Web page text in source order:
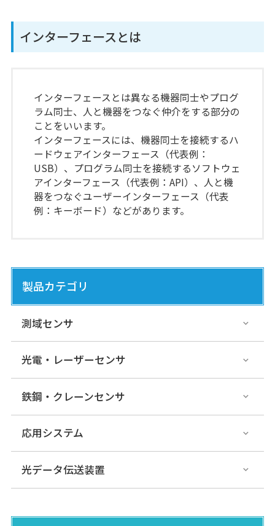
インターフェースとは
インターフェースとは異なる機器同士やプログ
ラム同士、人と機器をつなぐ仲介をする部分の
ことをいいます。
インターフェースには、機器同士を接続するハ
ードウェアインターフェース（代表例：
USB）、プログラム同士を接続するソフトウェ
アインターフェース（代表例：API）、人と機
器をつなぐユーザーインターフェース（代表
例：キーボード）などがあります。
製品カテゴリ
測域センサ
光電・レーザーセンサ
鉄鋼・クレーンセンサ
応用システム
光データ伝送装置